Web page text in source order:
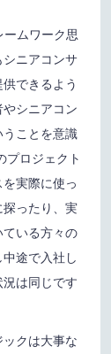
ームワーク思
ニアコンサ
できるよう
シニアコン
ことを意識
プロジェクト
実際に使っ
ったり、実
いる方々の
途で入社し
は同じです
クは大事な